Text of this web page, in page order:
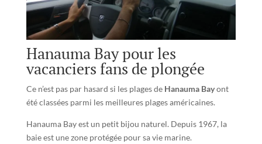
Hanauma Bay pour les
vacanciers fans de plongée
Ce n’est pas par hasard si les plages de Hanauma Bayont
été classées parmi les meilleures plages américaines.
Hanauma Bay est un petit bijou naturel. Depuis 1967, la
baie est une zone protégée pour sa vie marine.